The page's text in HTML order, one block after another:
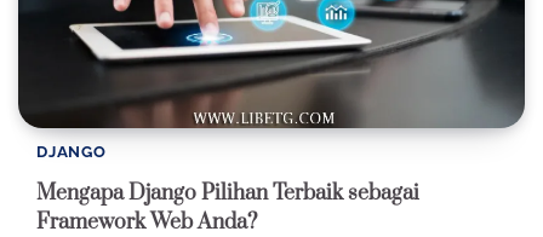
DJANGO
Mengapa Django Pilihan Terbaik sebagai
Framework Web Anda?